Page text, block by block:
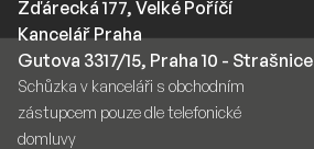
Žďárecká 177, Velké Poříčí
Kancelář Praha
Gutova 3317/15, Praha 10 - Strašnice
Schůzka v kanceláři s obchodním
zástupcem pouze dle telefonické
domluvy